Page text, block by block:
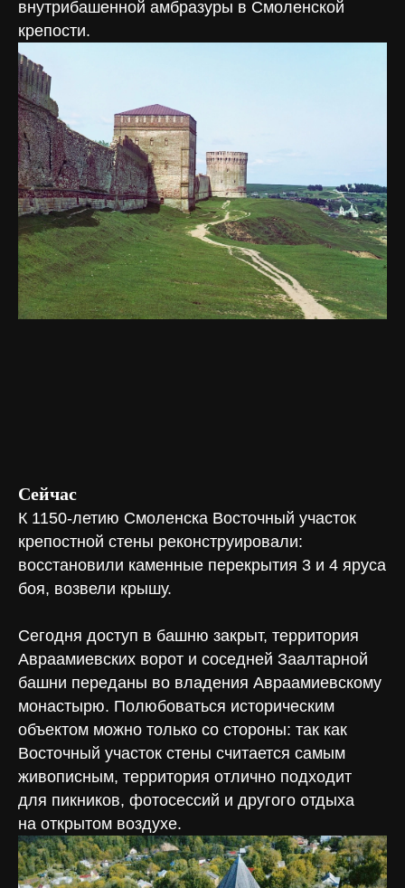
внутрибашенной амбразуры в Смоленской
крепости.
Сейчас
К 1150-летию Смоленска Восточный участок
крепостной стены реконструировали:
восстановили каменные перекрытия 3 и 4 яруса
боя, возвели крышу.
Сегодня доступ в башню закрыт, территория
Авраамиевских ворот и соседней Заалтарной
башни переданы во владения Авраамиевскому
монастырю. Полюбоваться историческим
объектом можно только со стороны: так как
Восточный участок стены считается самым
живописным, территория отлично подходит
для пикников, фотосессий и другого отдыха
на открытом воздухе.